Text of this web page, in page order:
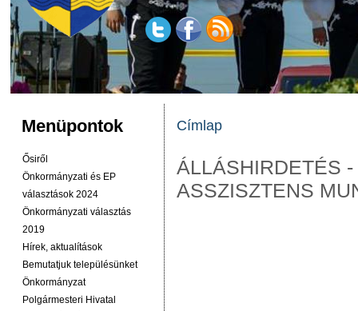
Menüpontok
Ősiről
Önkormányzati és EP
választások 2024
Önkormányzati választás
2019
Hírek, aktualítások
Bemutatjuk településünket
Önkormányzat
Polgármesteri Hivatal
JELENLEGI HELY
Címlap
ÁLLÁSHIRDETÉS
ASSZISZTENS